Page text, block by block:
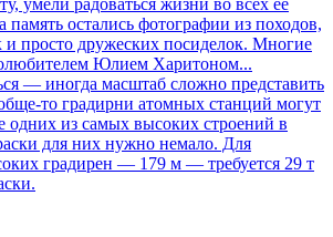
умели радоваться жизни во всех ее
остались фотографии из походов,
и просто дружеских посиделок. Многие
Юлием Харитоном...
— иногда масштаб сложно представить
то градирни атомных станций могут
одних из самых высоких строений в
для них нужно немало. Для
градирен — 179 м — требуется 29 т